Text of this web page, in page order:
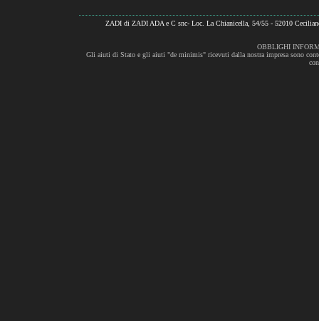
ZADI di ZADI ADA e C snc- Loc. La Chianicella, 54/55 - 52010
OBBLIGHI
Gli aiuti di Stato e gli aiuti "de minimis" ricevuti dalla nostra impresa sono